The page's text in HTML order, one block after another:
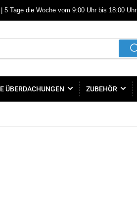
5 Tage die Woche vom 9:00 Uhr bis 18:00 Uhr
ÜBERDACHUNGEN ZUBEHÖR